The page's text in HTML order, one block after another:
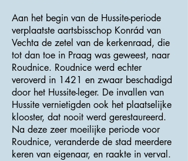
Aan het begin van de Hussite-periode
verplaatste aartsbisschop Konrád van
Vechta de zetel van de kerkenraad, die
tot dan toe in Praag was geweest, naar
Roudnice. Roudnice werd echter
veroverd in 1421 en zwaar beschadigd
door het Hussite-leger. De invallen van
Hussite vernietigden ook het plaatselijke
klooster, dat nooit werd gerestaureerd.
Na deze zeer moeilijke periode voor
Roudnice, veranderde de stad meerdere
keren van eigenaar, en raakte in verval.